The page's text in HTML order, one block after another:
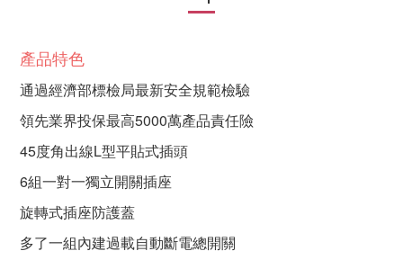
產品特色
通過經濟部標檢局最新安全規範檢驗
領先業界投保最高5000萬產品責任險
45度角出線L型平貼式插頭
6組一對一獨立開關插座
旋轉式插座防護蓋
多了一組內建過載自動斷電總開關